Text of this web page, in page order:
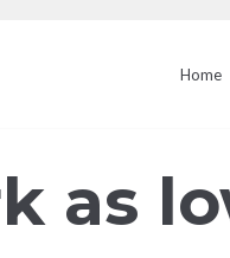
Home
as